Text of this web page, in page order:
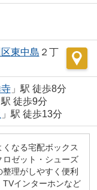
東中島 ２丁
」駅 徒歩8分
駅 徒歩9分
」駅 徒歩13分
なる宅配ボックス
ゼット・シューズ
理がしやすく便利
インターホンなど